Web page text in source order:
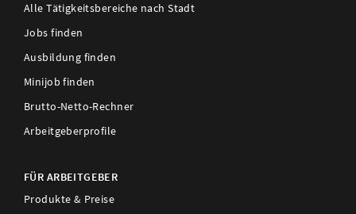
Alle Tätigkeitsbereiche nach Stadt
Jobs finden
Ausbildung finden
Minijob finden
Brutto-Netto-Rechner
Arbeitgeberprofile
FÜR ARBEITGEBER
Produkte & Preise